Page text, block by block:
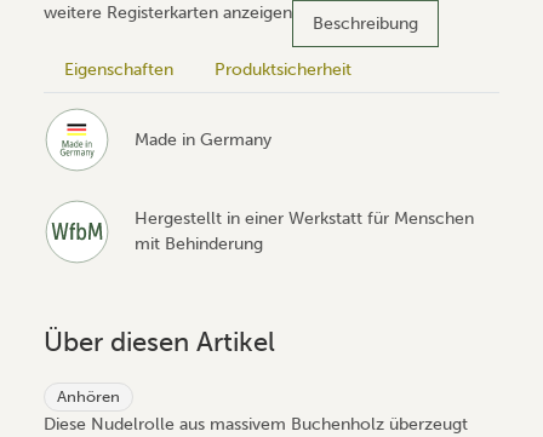
weitere Registerkarten anzeigen
Beschreibung
Eigenschaften Produktsicherheit
Made in Germany
Hergestellt in einer Werkstatt für Menschen
mit Behinderung
Über diesen Artikel
Anhören
Diese Nudelrolle aus massivem Buchenholz überzeugt